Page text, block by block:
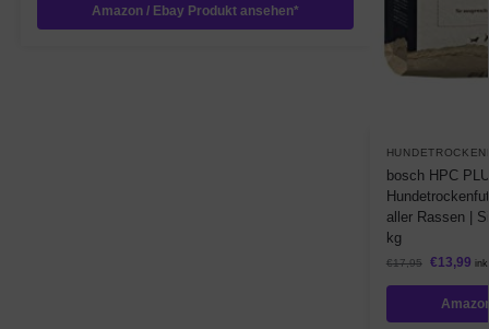
Amazon / Ebay Produkt ansehen*
bosch HPC
aller Rassen |
kg
€17,95 €13,99